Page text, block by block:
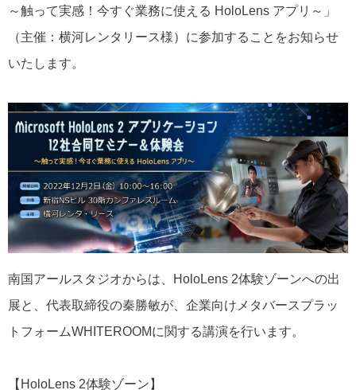
～触って実感！今すぐ業務に使える HoloLens アプリ～」
（主催：横河レンタリース様）に参加することをお知らせ
いたします。
南国アールスタジオからは、HoloLens 2体験ゾーンへの出
展と、代表取締役の秦勝敏が、企業向けメタバースプラッ
トフォームWHITEROOMに関する講演を行います。
【HoloLens 2体験ゾーン】